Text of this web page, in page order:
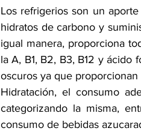
Los refrigerios son un
hidratos de carbono y
igual manera, proporciona
la A, B1, B2, B3, B12 y ácido
oscuros ya que
Hidratación, el consumo
categorizando la misma,
consumo de bebidas